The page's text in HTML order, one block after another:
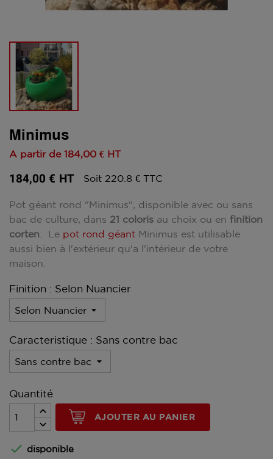
Minimus
A partir de 184,00 € HT
184,00 € HT Soit 220.8 € TTC
Pot géant rond "Minimus", disponible avec ou sans
bac de culture, dans 21 coloris au choix ou en finition
corten . Le pot rond géant Minimus est utilisable
aussi bien à l'extérieur qu'a l'intérieur de votre
maison.
Finition : Selon Nuancier
Caracteristique : Sans contre bac
Quantité
AJOUTER AU PANIER
 disponible